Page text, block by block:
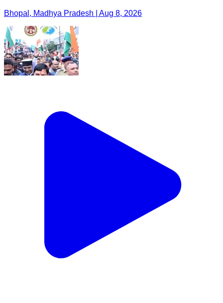
Bhopal, Madhya Pradesh | Aug 8, 2026